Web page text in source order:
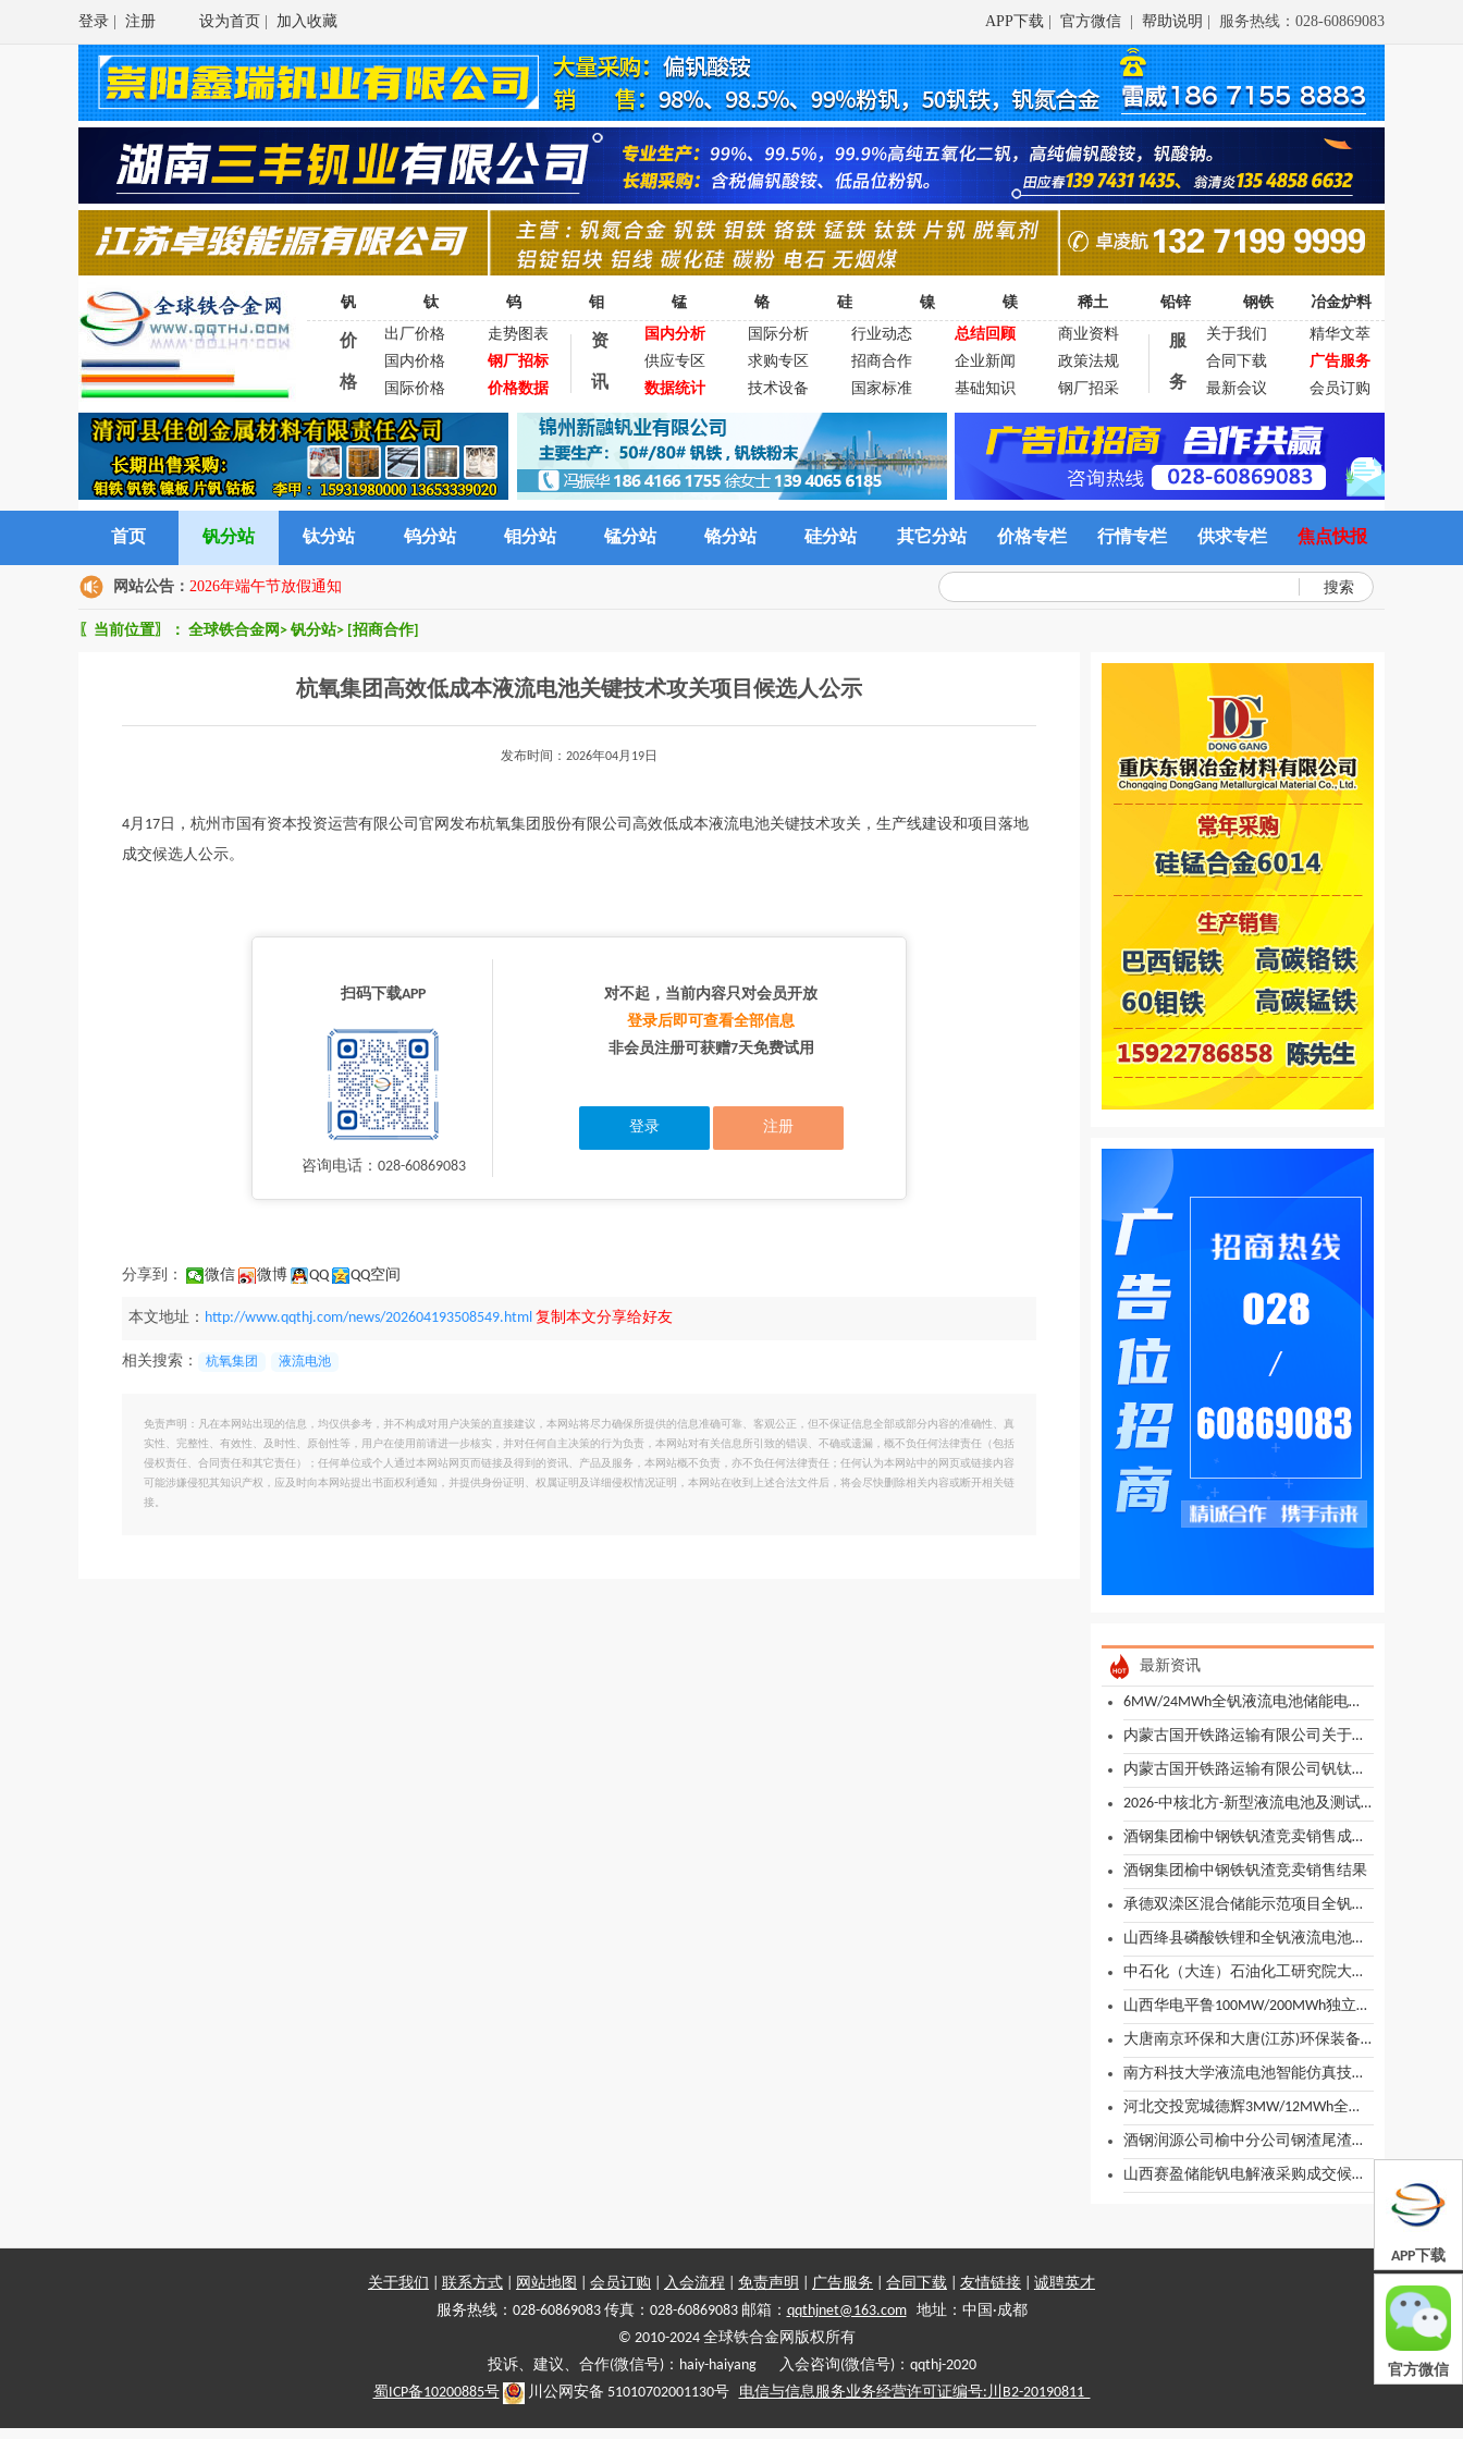
登录 注册 设为首页 加入收藏 APP下载 官方微信 帮助说明 | 服务热线：028-60869083
钒 钛 钨 钼 锰 铬 硅 镍 镁 稀土 铅锌 钢铁 冶金炉料
价
格
出厂价格
走势图表
国内价格
钢厂招标
国际价格
价格数据
资
讯
国内分析 国际分析 行业动态 总结回顾
商业资料
供应专区
求购专区 招商合作 企业新闻
政策法规
数据统计
技术设备 国家标准 基础知识 钢厂招采
服
务
关于我们
精华文萃
合同下载
广告服务
最新会议
会员订购
首页 钒分站 钛分站 钨分站 钼分站 锰分站 铬分站 硅分站 其它分站 价格专栏 行情专栏 供求专栏 焦点快报
网站公告： 2026年端午节放假通知 搜索
〖当前位置〗： 全球铁合金网 > 钒分站> [招商合作]
杭氧集团高效低成本液流电池关键技术攻关项目候选人公示
发布时间：2026年04月19日
4月17日，杭州市国有资本投资运营有限公司官网发布杭氧集团股份有限公司高效低成本液流电池关键技术攻关，生产线建设和项目落地
成交候选人公示。
扫码下载APP
咨询电话：028-60869083
对不起，当前内容只对会员开放
登录后即可查看全部信息
非会员注册可获赠7天免费试用
登录 注册
分享到： 微信 微博 QQ QQ空间
本文地址： http://www.qqthj.com/news/202604193508549.html 复制本文分享给好友
相关搜索： 杭氧集团 液流电池
免责声明：凡在本网站出现的信息，均仅供参考，并不构成对用户决策的直接建议，本网站将尽力确保所提供的信息准确可靠、客观公正，但不保证信息全部或部分内容的准确性、真
实性、完整性、有效性、及时性、原创性等，用户在使用前请进一步核实，并对任何自主决策的行为负责，本网站对有关信息所引致的错误、不确或遗漏，概不负任何法律责任（包括
侵权责任、合同责任和其它责任）；任何单位或个人通过本网站网页而链接及得到的资讯、产品及服务，本网站概不负责，亦不负任何法律责任；任何认为本网站中的网页或链接内容
可能涉嫌侵犯其知识产权，应及时向本网站提出书面权利通知，并提供身份证明、权属证明及详细侵权情况证明，本网站在收到上述合法文件后，将会尽快删除相关内容或断开相关链
接。
最新资讯
6MW/24MWh全钒液流电池储能电站资产转让
内蒙古国开铁路运输有限公司关于钒钛资源综合利用中试基地项目EPC工程总承包招标公告
内蒙古国开铁路运输有限公司钒钛铁精矿粉生产线项目EPC工程总承包招标公告
2026-中核北方-新型液流电池及测试装置研制服务采购结果公告
酒钢集团榆中钢铁钒渣竞卖销售成交公示
酒钢集团榆中钢铁钒渣竞卖销售结果
承德双滦区混合储能示范项目全钒液流储能设备采购项目公开招标
山西绛县磷酸铁锂和全钒液流电池混合储能项目招标计划
中石化（大连）石油化工研究院大连院2025年其他蓄电池（液流电池）询比采购预成交公示
山西华电平鲁100MW/200MWh独立储能示范项目EPC总承包全钒液流储能系统设备采购中标结果公告
大唐南京环保和大唐(江苏)环保装备催化剂生产项目偏钒酸铵年度长协中标候选人公示
南方科技大学液流电池智能仿真技术开发招标公告
河北交投宽城德辉3MW/12MWh全钒液流电池储能系统设备采购（二次）招标公告
酒钢润源公司榆中分公司钢渣尾渣竞卖销售公告
山西赛盈储能钒电解液采购成交候选人公示
关于我们 联系方式 网站地图 会员订购 入会流程 免责声明 广告服务 合同下载 友情链接
诚聘英才
服务热线：028-60869083 传真：028-60869083 邮箱： qqthjnet@163.com地址：中国·成都
© 2010-2024 全球铁合金网版权所有
投诉、建议、合作(微信号)：haiy-haiyang 入会咨询(微信号)：qqthj-2020
蜀ICP备10200885号
川公网安备 51010702001130号 电信与信息服务业务经营许可证编号:川B2-20190811
APP下载
官方微信